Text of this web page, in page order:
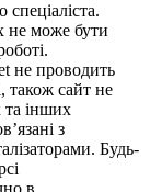
спеціаліста.
не може бути
не проводить
також сайт не
та інших
з
Будь-
в